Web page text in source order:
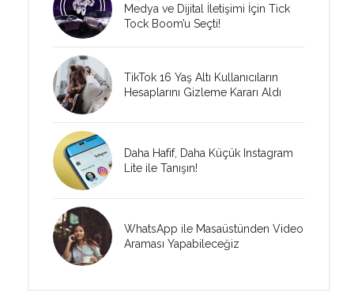
Medya ve Dijital İletişimi İçin Tick
Tock Boom’u Seçti!
TikTok 16 Yaş Altı Kullanıcıların
Hesaplarını Gizleme Kararı Aldı
Daha Hafif, Daha Küçük Instagram
Lite ile Tanışın!
WhatsApp ile Masaüstünden Video
Araması Yapabileceğiz